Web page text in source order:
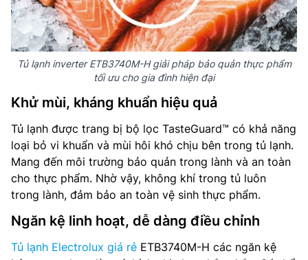
Tủ lạnh inverter ETB3740M-H giải pháp bảo quản thực phẩm
tối ưu cho gia đình hiện đại
Khử mùi, kháng khuẩn hiệu quả
Tủ lạnh được trang bị bộ lọc TasteGuard™ có khả năng
loại bỏ vi khuẩn và mùi hôi khó chịu bên trong tủ lạnh.
Mang đến môi trường bảo quản trong lành và an toàn
cho thực phẩm. Nhờ vậy, không khí trong tủ luôn
trong lành, đảm bảo an toàn vệ sinh thực phẩm.
Ngăn kệ linh hoạt, dễ dàng điều chỉnh
Tủ lạnh Electrolux giá rẻ ETB3740M-H các ngăn kệ